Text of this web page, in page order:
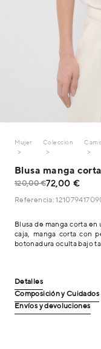
Mujer Colección
Blusa manga
120,00 €72,00 €
Referencia:
Blusa de manga corta
caja, manga corta con
botonadura oculta bajo
Detalles
Composición y Cuidados
Envíos y devoluciones